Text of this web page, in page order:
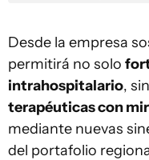
Desde la empresa
permitirá no solo
intrahospitalario,
terapéuticas con
mediante nuevas
del portafolio